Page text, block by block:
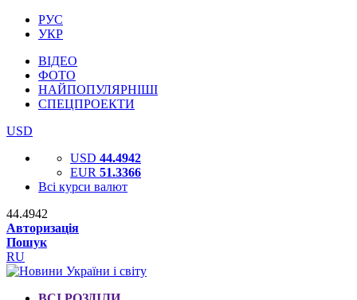
РУС
УКР
ВІДЕО
ФОТО
НАЙПОПУЛЯРНІШІ
СПЕЦПРОЕКТИ
USD
USD 44.4942
EUR 51.3366
Всі курси валют
44.4942
Авторизація
Пошук
RU